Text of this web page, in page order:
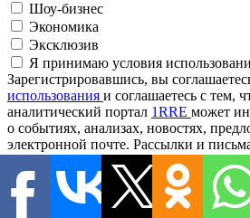
Шоу-бизнес
Экономика
Эксклюзив
Я принимаю условия
Зарегистрировавшись, вы
использования и соглашаетесь с тем,
аналитический портал 1RRE может
о событиях, анализах, новостях,
электронной почте. Рассылки и
Адрес электронной почты●
Подписаться на рассылку